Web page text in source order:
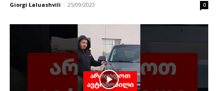
Giorgi Laluashvili - 25/09/2023 0